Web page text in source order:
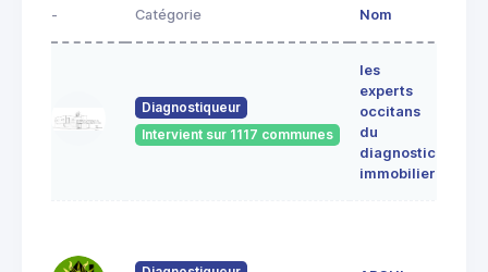
- Catégorie Nom
Diagnostiqueur
Intervient sur 1117 communes
les
experts
occitans
du
diagnostic
immobilier